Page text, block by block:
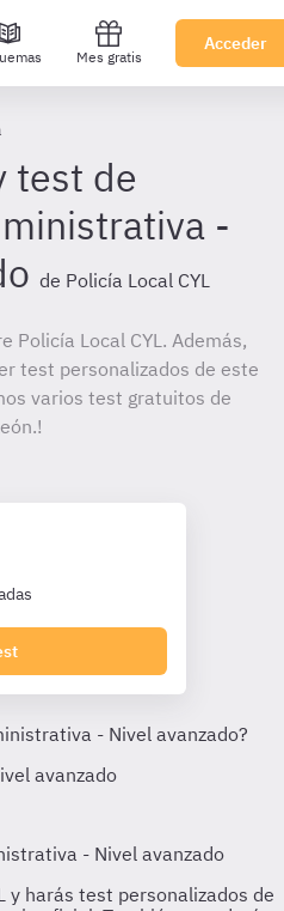
Mes gratis
Acceder
test de
-
de Policía Local CYL
Policía Local CYL. Además,
test personalizados de este
varios test gratuitos de